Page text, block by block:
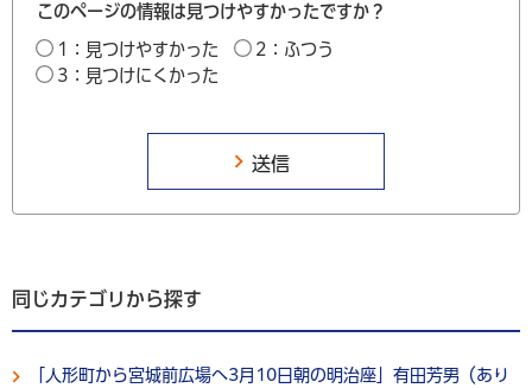
このページの情報は見つけやすかったですか？
1：見つけやすかった
2：ふつう
3：見つけにくかった
同じカテゴリから探す
「人形町から宮城前広場へ3月10日朝の明治座」有田芳男（あり